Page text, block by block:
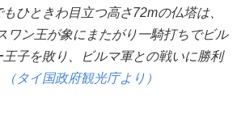
ひときわ目立つ高さ72mの仏塔は、
ワン王が象にまたがり一騎打ちでビル
子を敗り、ビルマ軍との戦いに勝利
（タイ国政府観光庁より）